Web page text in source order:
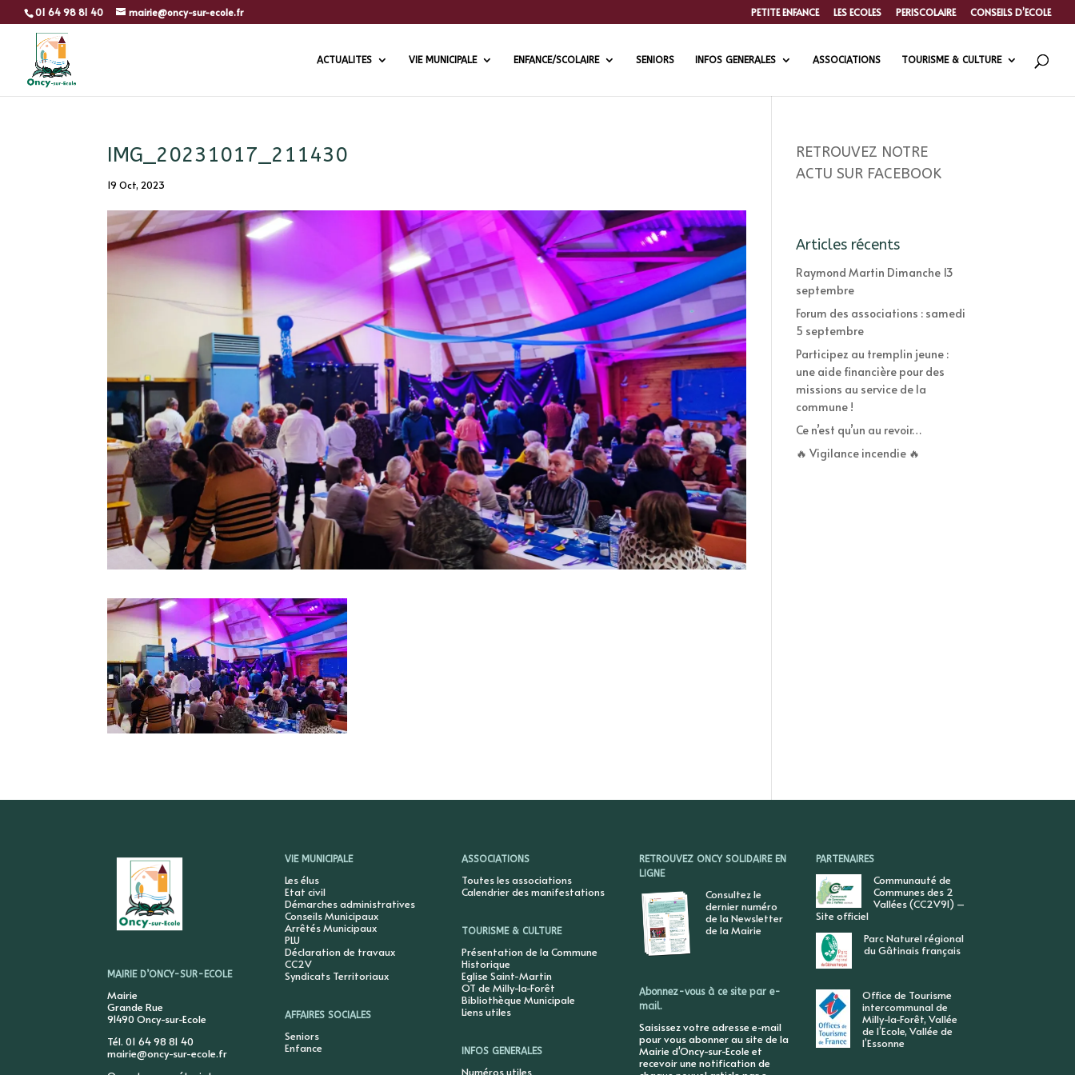
01 64 98 81 40 mairie@oncy-sur-ecole.fr PETITE ENFANCE LES ECOLES PERISCOLAIRE CONSEILS D’ECOLE
ACTUALITES VIE MUNICIPALE ENFANCE/SCOLAIRE SENIORS INFOS GENERALES ASSOCIATIONS TOURISME & CULTURE
IMG_20231017_211430
19 Oct, 2023
RETROUVEZ NOTRE
ACTU SUR FACEBOOK
Articles récents
Raymond Martin Dimanche 13
septembre
Forum des associations : samedi
5 septembre
Participez au tremplin jeune :
une aide financière pour des
missions au service de la
commune !
Ce n’est qu’un au revoir…
🔥 Vigilance incendie 🔥
MAIRIE D’ONCY-SUR-ECOLE
Mairie
Grande Rue
91490 Oncy-sur-Ecole
Tél. 01 64 98 81 40
mairie@oncy-sur-ecole.fr
VIE MUNICIPALE
Les élus
Etat civil
Démarches administratives
Conseils Municipaux
Arrêtés Municipaux
PLU
Déclaration de travaux
CC2V
Syndicats Territoriaux
AFFAIRES SOCIALES
Seniors
Enfance
ASSOCIATIONS
Toutes les associations
Calendrier des manifestations
TOURISME & CULTURE
Présentation de la Commune
Historique
Eglise Saint-Martin
OT de Milly-la-Forêt
Bibliothèque Municipale
Liens utiles
INFOS GENERALES
Numéros utiles
RETROUVEZ ONCY SOLIDAIRE EN
LIGNE
Consultez le
dernier numéro
de la Newsletter
de la Mairie
Abonnez-vous à ce site par e-
mail.
Saisissez votre adresse e-mail
pour vous abonner au site de la
Mairie d'Oncy-sur-Ecole et
recevoir une notification de
PARTENAIRES
Communauté de
Communes des 2
Vallées (CC2V91) –
Site officiel
Parc Naturel régional
du Gâtinais français
Office de Tourisme
intercommunal de
Milly-la-Forêt, Vallée
de l’Ecole, Vallée de
l’Essonne